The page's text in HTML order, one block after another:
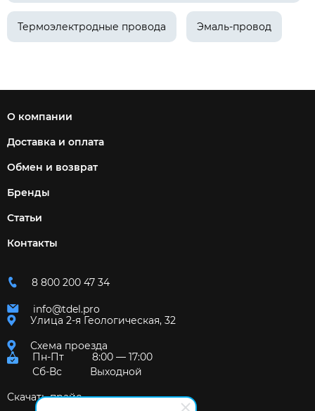
Термоэлектродные провода Эмаль-провод
О компании
Доставка и оплата
Обмен и возврат
Бренды
Статьи
Контакты
8 800 200 47 34
info@tdel.pro
Улица 2-я Геологическая, 32
Схема проезда
Пн-Пт
8:00 — 17:00
Сб-Вс
Выходной
Скачать прайс